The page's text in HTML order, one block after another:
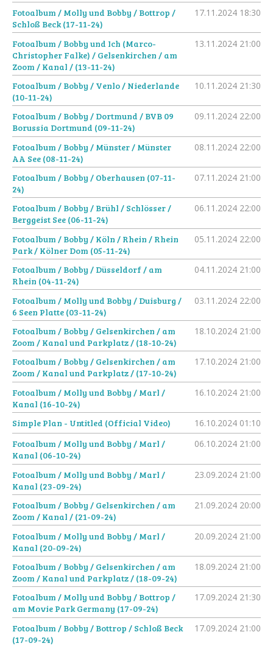
Fotoalbum / Molly und Bobby / Bottrop /
Schloß Beck (17-11-24)
17.11.2024 18:30
Fotoalbum / Bobby und Ich (Marco-
Christopher Falke) / Gelsenkirchen / am
Zoom / Kanal / (13-11-24)
13.11.2024 21:00
Fotoalbum / Bobby / Venlo / Niederlande
(10-11-24)
10.11.2024 21:30
Fotoalbum / Bobby / Dortmund / BVB 09
Borussia Dortmund (09-11-24)
09.11.2024 22:00
Fotoalbum / Bobby / Münster / Münster
AA See (08-11-24)
08.11.2024 22:00
Fotoalbum / Bobby / Oberhausen (07-11-
24)
07.11.2024 21:00
Fotoalbum / Bobby / Brühl / Schlösser /
Berggeist See (06-11-24)
06.11.2024 22:00
Fotoalbum / Bobby / Köln / Rhein / Rhein
Park / Kölner Dom (05-11-24)
05.11.2024 22:00
Fotoalbum / Bobby / Düsseldorf / am
Rhein (04-11-24)
04.11.2024 21:00
Fotoalbum / Molly und Bobby / Duisburg /
6 Seen Platte (03-11-24)
03.11.2024 22:00
Fotoalbum / Bobby / Gelsenkirchen / am
Zoom / Kanal und Parkplatz / (18-10-24)
18.10.2024 21:00
Fotoalbum / Bobby / Gelsenkirchen / am
Zoom / Kanal und Parkplatz / (17-10-24)
17.10.2024 21:00
Fotoalbum / Molly und Bobby / Marl /
Kanal (16-10-24)
16.10.2024 21:00
Simple Plan - Untitled (Official Video) 16.10.2024 01:10
Fotoalbum / Molly und Bobby / Marl /
Kanal (06-10-24)
06.10.2024 21:00
Fotoalbum / Molly und Bobby / Marl /
Kanal (23-09-24)
23.09.2024 21:00
Fotoalbum / Bobby / Gelsenkirchen / am
Zoom / Kanal / (21-09-24)
21.09.2024 20:00
Fotoalbum / Molly und Bobby / Marl /
Kanal (20-09-24)
20.09.2024 21:00
Fotoalbum / Bobby / Gelsenkirchen / am
Zoom / Kanal und Parkplatz / (18-09-24)
18.09.2024 21:00
Fotoalbum / Molly und Bobby / Bottrop /
am Movie Park Germany (17-09-24)
17.09.2024 21:30
Fotoalbum / Bobby / Bottrop / Schloß Beck
(17-09-24)
17.09.2024 21:00